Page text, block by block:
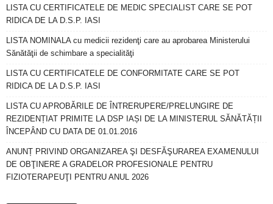
LISTA CU CERTIFICATELE DE MEDIC SPECIALIST CARE SE POT
RIDICA DE LA D.S.P. IASI
LISTA NOMINALA cu medicii rezidenţi care au aprobarea Ministerului
Sănătăţii de schimbare a specialităţi
LISTA CU CERTIFICATELE DE CONFORMITATE CARE SE POT
RIDICA DE LA D.S.P. IASI
LISTA CU APROBĂRILE DE ÎNTRERUPERE/PRELUNGIRE DE
REZIDENȚIAT PRIMITE LA DSP IAȘI DE LA MINISTERUL SĂNĂTĂȚII
ÎNCEPÂND CU DATA DE 01.01.2016
ANUNȚ PRIVIND ORGANIZAREA ŞI DESFĂŞURAREA EXAMENULUI
DE OBŢINERE A GRADELOR PROFESIONALE PENTRU
FIZIOTERAPEUŢI PENTRU ANUL 2026